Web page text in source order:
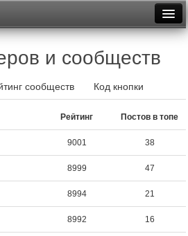
Фототоп
Видеотоп
и сообществ
сообществ Код кнопки
Рейтинг Постов в топе
9001 38
8999 47
8994 21
8992 16